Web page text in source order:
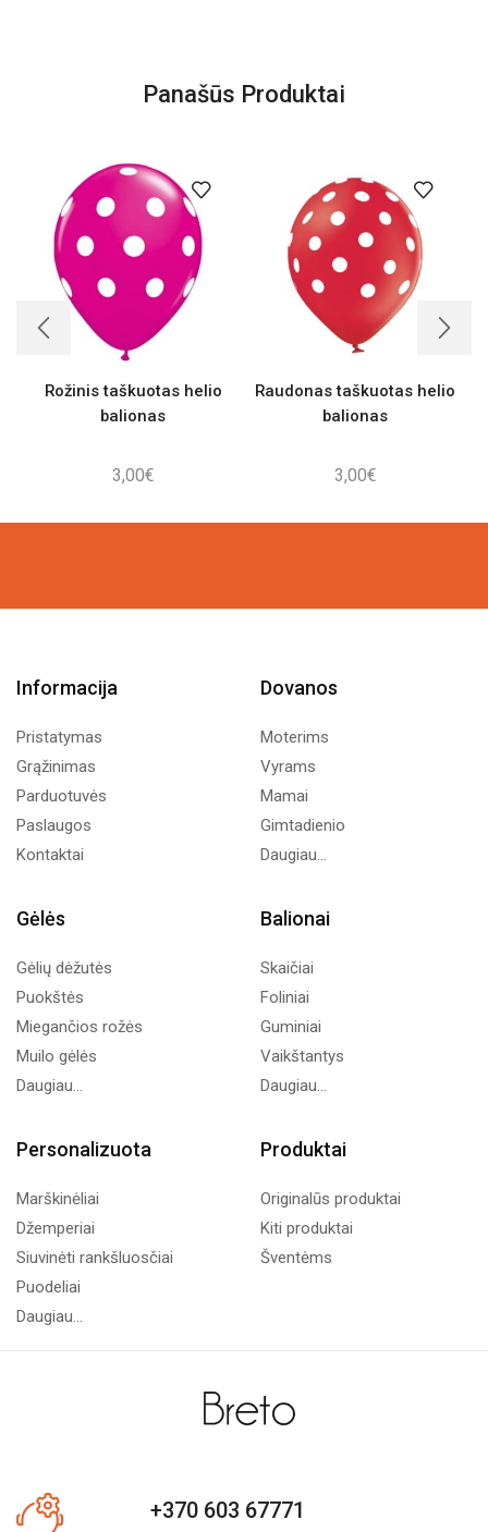
Panašūs Produktai
Rožinis taškuotas helio
balionas
3,00€
Raudonas taškuotas helio
balionas
3,00€
Informacija
Pristatymas
Grąžinimas
Parduotuvės
Paslaugos
Kontaktai
Dovanos
Moterims
Vyrams
Mamai
Gimtadienio
Daugiau...
Gėlės
Gėlių dėžutės
Puokštės
Miegančios rožės
Muilo gėlės
Daugiau...
Balionai
Skaičiai
Foliniai
Guminiai
Vaikštantys
Daugiau...
Personalizuota
Marškinėliai
Džemperiai
Siuvinėti rankšluosčiai
Puodeliai
Daugiau...
Produktai
Originalūs produktai
Kiti produktai
Šventėms
+370 603 67771